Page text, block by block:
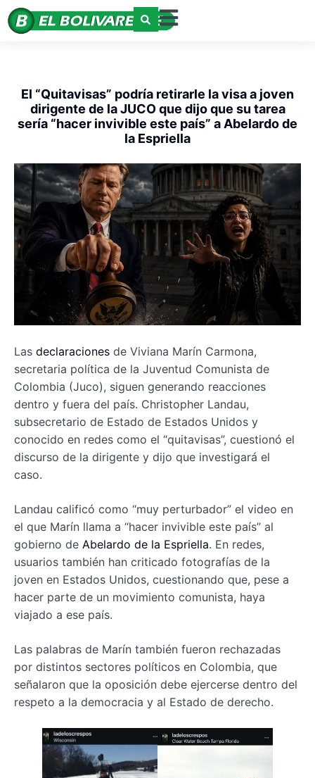
El “Quitavisas” podría retirarle la visa a joven
dirigente de la JUCO que dijo que su tarea
sería “hacer invivible este país” a Abelardo de
la Espriella
Las declaraciones de Viviana Marín Carmona,
secretaria política de la Juventud Comunista de
Colombia (Juco), siguen generando reacciones
dentro y fuera del país. Christopher Landau,
subsecretario de Estado de Estados Unidos y
conocido en redes como el “quitavisas”, cuestionó el
discurso de la dirigente y dijo que investigará el
caso.
Landau calificó como “muy perturbador” el video en
el que Marín llama a “hacer invivible este país” al
gobierno de Abelardo de la Espriella. En redes,
usuarios también han criticado fotografías de la
joven en Estados Unidos, cuestionando que, pese a
hacer parte de un movimiento comunista, haya
viajado a ese país.
Las palabras de Marín también fueron rechazadas
por distintos sectores políticos en Colombia, que
señalaron que la oposición debe ejercerse dentro del
respeto a la democracia y al Estado de derecho.